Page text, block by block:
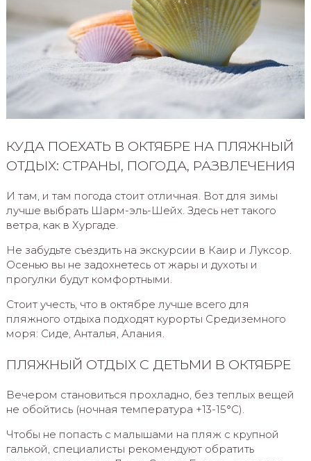
КУДА ПОЕХАТЬ В ОКТЯБРЕ НА ПЛЯЖНЫЙ
ОТДЫХ: СТРАНЫ, ПОГОДА, РАЗВЛЕЧЕНИЯ
И там, и там погода стоит отличная. Вот для зимы
лучше выбрать Шарм-эль-Шейх. Здесь нет такого
ветра, как в Хургаде.
Не забудьте съездить на экскурсии в Каир и Луксор.
Осенью вы не задохнетесь от жары и духоты и
прогулки будут комфортными.
Стоит учесть, что в октябре лучше всего для
пляжного отдыха подходят курорты Средиземного
моря: Сиде, Анталья, Алания.
ПЛЯЖНЫЙ ОТДЫХ С ДЕТЬМИ В ОКТЯБРЕ
Вечером становиться прохладно, без теплых вещей
не обойтись (ночная температура +13-15°С).
Чтобы не попасть с малышами на пляж с крупной
галькой, специалисты рекомендуют обратить